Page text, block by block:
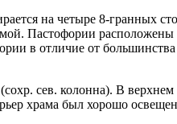
на четыре 8-гранных
Пастофории
в отличие от большинства
сев. колонна). В верхнем
храма был хорошо